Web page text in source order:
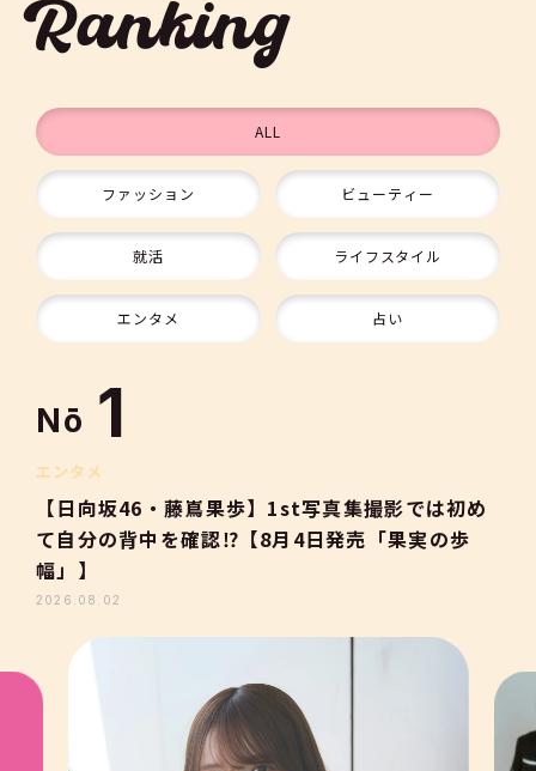
Ranking
ALL
ファッション ビューティー
就活 ライフスタイル
エンタメ 占い
Nō
9
10
1
2
3
4
5
エンタメ
【日向坂46・藤嶌果歩】1st写真集撮影では初め
て自分の背中を確認⁉【8月4日発売「果実の歩
幅」】
2026.08.02